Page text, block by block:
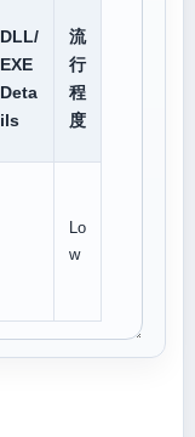
DLL/
EXE
Deta
ils
流
行
程
度
Lo
w